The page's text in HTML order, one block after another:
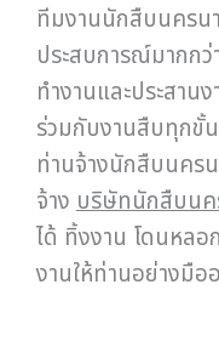
ทีมงานนักสืบนครน
ประสบการณ์มากกว่
ทำงานและประสาน
ร่วมกับงานสืบทุกขั้
ท่านจ้างนักสืบนคร
จ้าง บริษัทนักสืบนค
ได้ ทิ้งงาน โดนหลอ
งานให้ท่านอย่างมือ